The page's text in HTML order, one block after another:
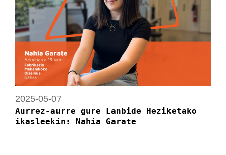
2025-05-07
Aurrez-aurre gure Lanbide Heziketako
ikasleekin: Nahia Garate